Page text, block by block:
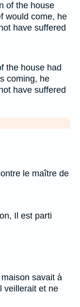
of the house
would come, he
have suffered
the house had
coming, he
have suffered
le maître de
Il est parti
savait à
veillerait et ne